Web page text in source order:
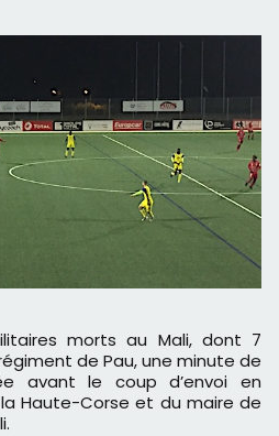
de Pau, une minute de
avant le coup d’envoi en
Haute-Corse et du maire de